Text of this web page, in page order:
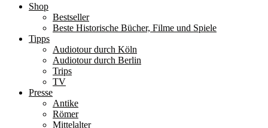
Shop
Bestseller
Beste Historische Bücher, Filme und Spiele
Tipps
Audiotour durch Köln
Audiotour durch Berlin
Trips
TV
Presse
Antike
Römer
Mittelalter